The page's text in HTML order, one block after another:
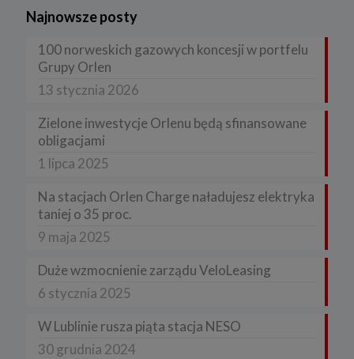
Najnowsze posty
100 norweskich gazowych koncesji w portfelu
Grupy Orlen
13 stycznia 2026
Zielone inwestycje Orlenu będą sfinansowane
obligacjami
1 lipca 2025
Na stacjach Orlen Charge naładujesz elektryka
taniej o 35 proc.
9 maja 2025
Duże wzmocnienie zarządu VeloLeasing
6 stycznia 2025
W Lublinie rusza piąta stacja NESO
30 grudnia 2024